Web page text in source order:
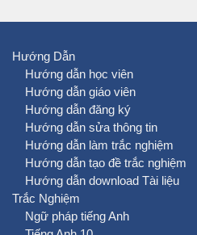
Hướng Dẫn
Hướng dẫn học viên
Hướng dẫn giáo viên
Hướng dẫn đăng ký
Hướng dẫn sửa thông tin
Hướng dẫn làm trắc nghiệm
Hướng dẫn tạo đề trắc nghiệm
Hướng dẫn download Tài liệu
Trắc Nghiệm
Ngữ pháp tiếng Anh